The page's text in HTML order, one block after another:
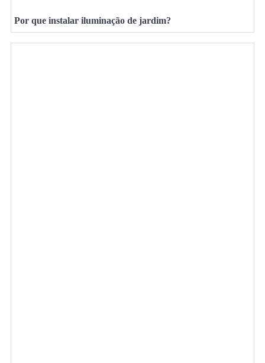
Por que instalar iluminação de jardim?